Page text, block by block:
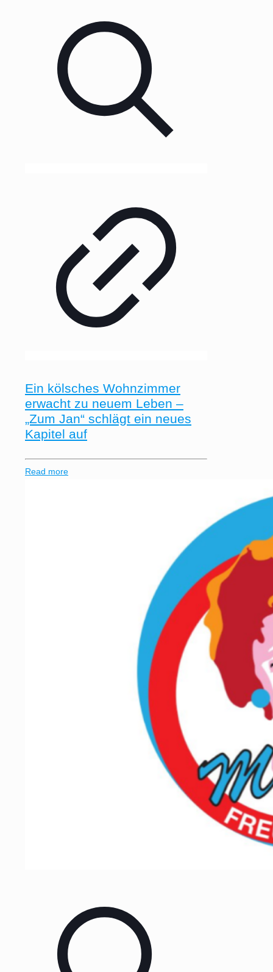
Ein kölsches Wohnzimmer
erwacht zu neuem Leben –
„Zum Jan“ schlägt ein neues
Kapitel auf
Read more